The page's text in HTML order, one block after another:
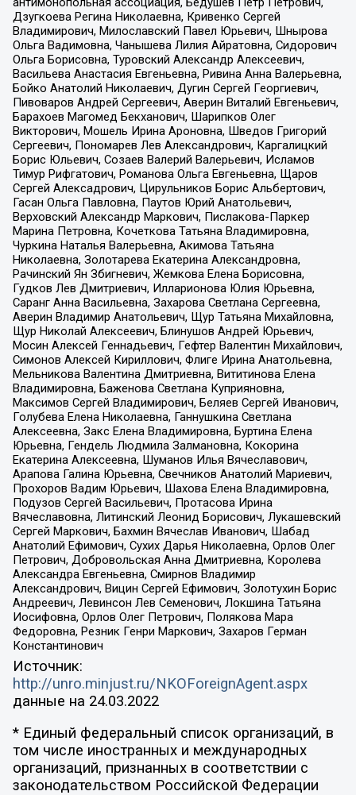
Дзугкоева Регина Николаевна, Кривенко Сергей
Владимирович, Милославский Павел Юрьевич, Шнырова
Ольга Вадимовна, Чанышева Лилия Айратовна, Сидорович
Ольга Борисовна, Туровский Александр Алексеевич,
Васильева Анастасия Евгеньевна, Ривина Анна Валерьевна,
Бойко Анатолий Николаевич, Дугин Сергей Георгиевич,
Пивоваров Андрей Сергеевич, Аверин Виталий Евгеньевич,
Барахоев Магомед Бекханович, Шарипков Олег
Викторович, Мошель Ирина Ароновна, Шведов Григорий
Сергеевич, Пономарев Лев Александрович, Каргалицкий
Борис Юльевич, Созаев Валерий Валерьевич, Исламов
Тимур Рифгатович, Романова Ольга Евгеньевна, Щаров
Сергей Алексадрович, Цирульников Борис Альбертович,
Гасан Ольга Павловна, Паутов Юрий Анатольевич,
Верховский Александр Маркович, Пислакова-Паркер
Марина Петровна, Кочеткова Татьяна Владимировна,
Чуркина Наталья Валерьевна, Акимова Татьяна
Николаевна, Золотарева Екатерина Александровна,
Рачинский Ян Збигневич, Жемкова Елена Борисовна,
Гудков Лев Дмитриевич, Илларионова Юлия Юрьевна,
Саранг Анна Васильевна, Захарова Светлана Сергеевна,
Аверин Владимир Анатольевич, Щур Татьяна Михайловна,
Щур Николай Алексеевич, Блинушов Андрей Юрьевич,
Мосин Алексей Геннадьевич, Гефтер Валентин Михайлович,
Симонов Алексей Кириллович, Флиге Ирина Анатольевна,
Мельникова Валентина Дмитриевна, Вититинова Елена
Владимировна, Баженова Светлана Куприяновна,
Максимов Сергей Владимирович, Беляев Сергей Иванович,
Голубева Елена Николаевна, Ганнушкина Светлана
Алексеевна, Закс Елена Владимировна, Буртина Елена
Юрьевна, Гендель Людмила Залмановна, Кокорина
Екатерина Алексеевна, Шуманов Илья Вячеславович,
Арапова Галина Юрьевна, Свечников Анатолий Мариевич,
Прохоров Вадим Юрьевич, Шахова Елена Владимировна,
Подузов Сергей Васильевич, Протасова Ирина
Вячеславовна, Литинский Леонид Борисович, Лукашевский
Сергей Маркович, Бахмин Вячеслав Иванович, Шабад
Анатолий Ефимович, Сухих Дарья Николаевна, Орлов Олег
Петрович, Добровольская Анна Дмитриевна, Королева
Александра Евгеньевна, Смирнов Владимир
Александрович, Вицин Сергей Ефимович, Золотухин Борис
Андреевич, Левинсон Лев Семенович, Локшина Татьяна
Иосифовна, Орлов Олег Петрович, Полякова Мара
Федоровна, Резник Генри Маркович, Захаров Герман
Константинович
Источник:
http://unro.minjust.ru/NKOForeignAgent.aspx
данные на 24.03.2022
* Единый федеральный список организаций, в
том числе иностранных и международных
организаций, признанных в соответствии с
законодательством Российской Федерации